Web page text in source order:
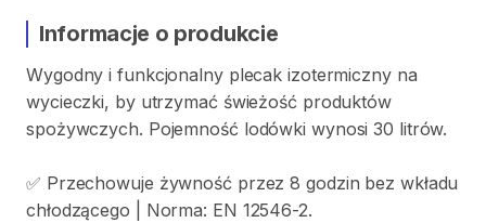
Informacje o produkcie
Wygodny i funkcjonalny plecak izotermiczny na
wycieczki​,​ by utrzymać świeżość produktów
spożywczych. Pojemność lodówki wynosi 30 litrów.
✅ Przechowuje żywność przez 8 godzin bez wkładu
chłodzącego
Norma: EN 12546-2.